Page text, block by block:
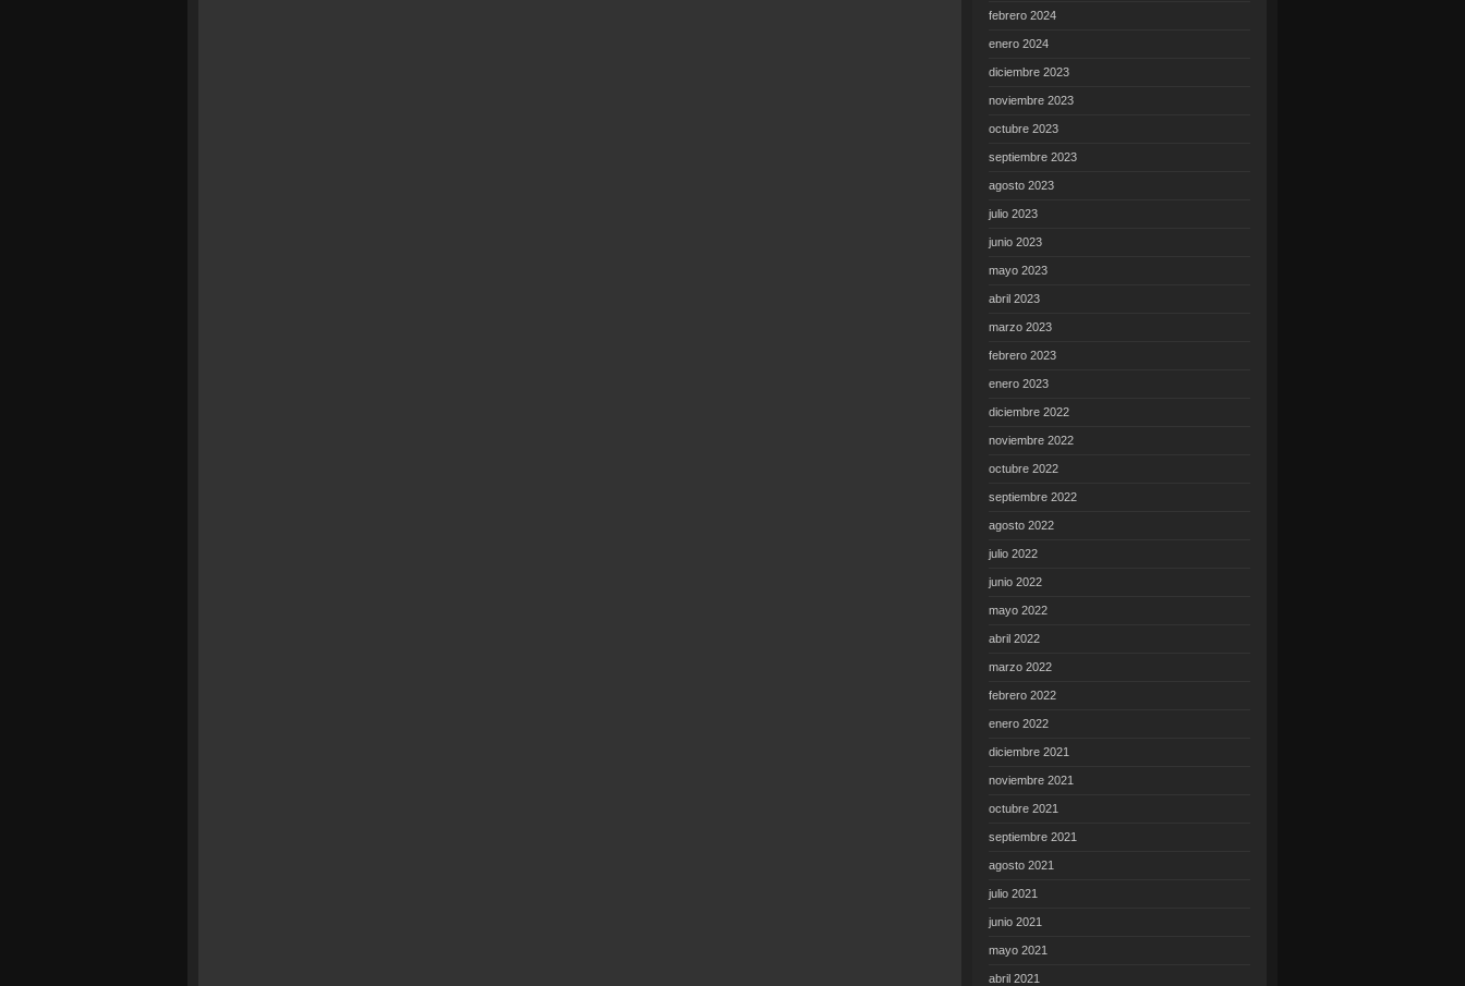
febrero 2024
enero 2024
diciembre 2023
noviembre 2023
octubre 2023
septiembre 2023
agosto 2023
julio 2023
junio 2023
mayo 2023
abril 2023
marzo 2023
febrero 2023
enero 2023
diciembre 2022
noviembre 2022
octubre 2022
septiembre 2022
agosto 2022
julio 2022
junio 2022
mayo 2022
abril 2022
marzo 2022
febrero 2022
enero 2022
diciembre 2021
noviembre 2021
octubre 2021
septiembre 2021
agosto 2021
julio 2021
junio 2021
mayo 2021
abril 2021